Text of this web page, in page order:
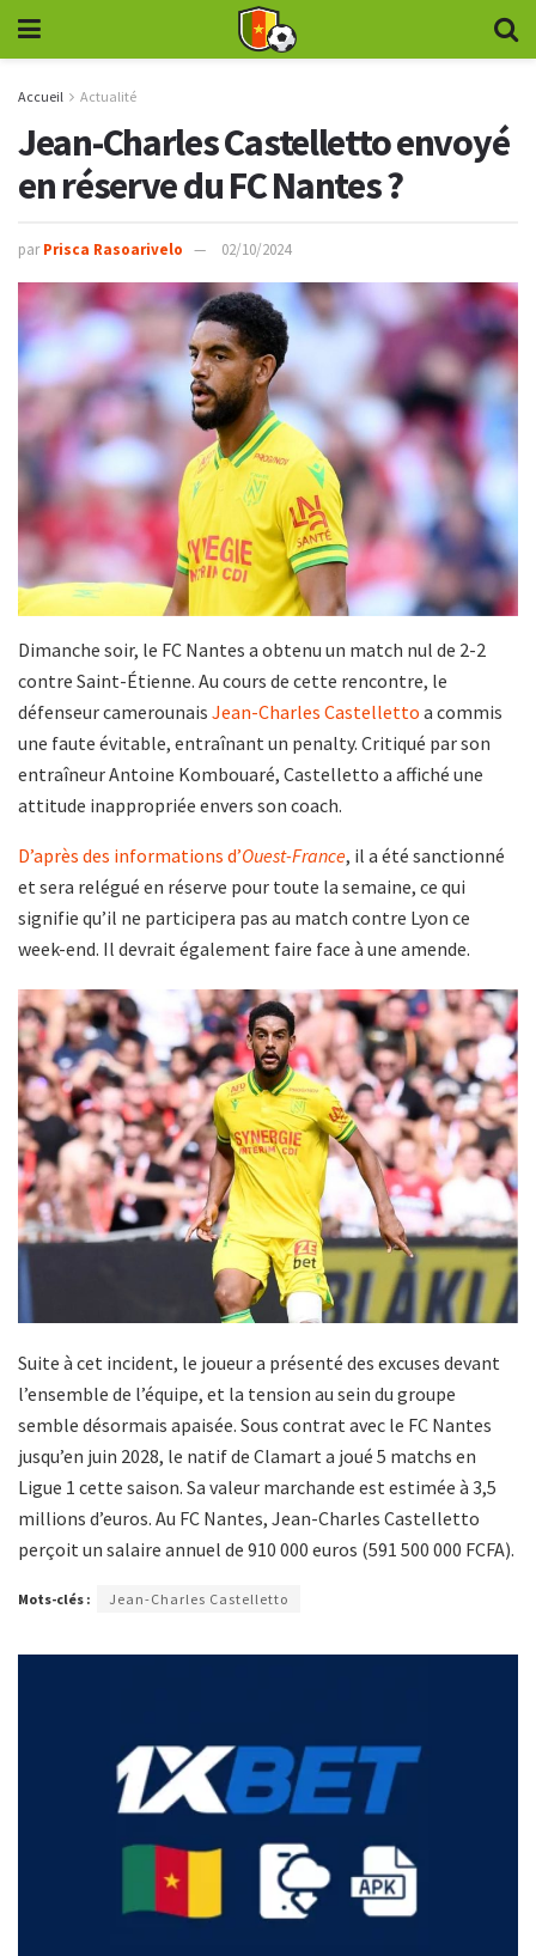
Accueil Actualité
Jean-Charles Castelletto envoyé
en réserve du FC Nantes ?
par Prisca Rasoarivelo 02/10/2024
Dimanche soir, le FC Nantes a obtenu un match nul de 2-2
contre Saint-Étienne. Au cours de cette rencontre, le
défenseur camerounais Jean-Charles Castelletto a commis
une faute évitable, entraînant un penalty. Critiqué par son
entraîneur Antoine Kombouaré, Castelletto a affiché une
attitude inappropriée envers son coach.
D’après des informations d’Ouest-France, il a été sanctionné
et sera relégué en réserve pour toute la semaine, ce qui
signifie qu’il ne participera pas au match contre Lyon ce
week-end. Il devrait également faire face à une amende.
Suite à cet incident, le joueur a présenté des excuses devant
l’ensemble de l’équipe, et la tension au sein du groupe
semble désormais apaisée. Sous contrat avec le FC Nantes
jusqu’en juin 2028, le natif de Clamart a joué 5 matchs en
Ligue 1 cette saison. Sa valeur marchande est estimée à 3,5
millions d’euros. Au FC Nantes, Jean-Charles Castelletto
perçoit un salaire annuel de 910 000 euros (591 500 000 FCFA).
Mots-clés : Jean-Charles Castelletto